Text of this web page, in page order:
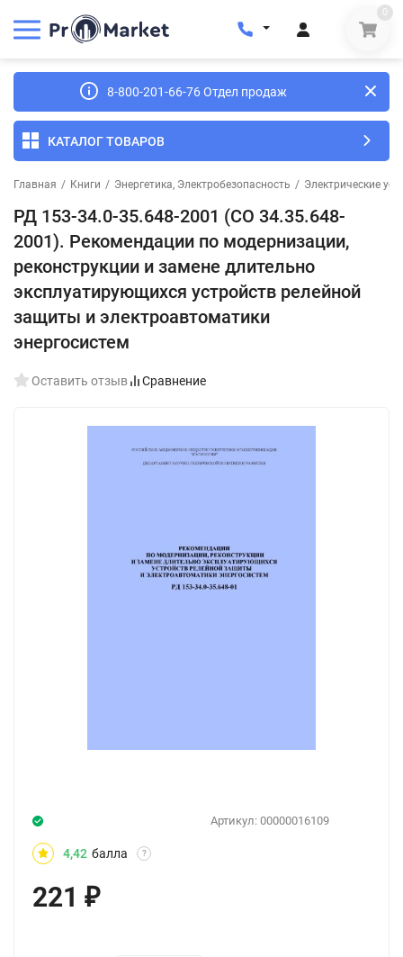
0
8-800-201-66-76 Отдел продаж
КАТАЛОГ ТОВАРОВ
Главная / Книги / Энергетика, Электробезопасность / Электрические
РД 153-34.0-35.648-2001 (СО 34.35.648-
2001). Рекомендации по модернизации,
реконструкции и замене длительно
эксплуатирующихся устройств релейной
защиты и электроавтоматики
энергосистем
Оставить отзыв Сравнение
Артикул: 00000016109
4,42 балла ?
221 ₽